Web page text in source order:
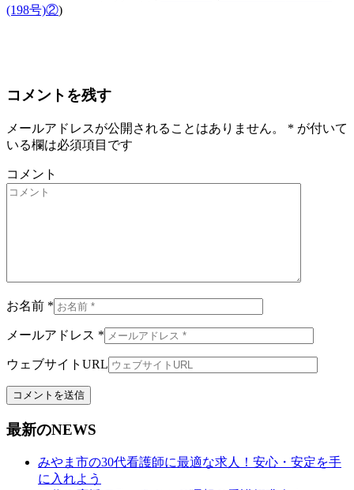
(198号)②)
コメントを残す
メールアドレスが公開されることはありません。 * が付いて
いる欄は必須項目です
コメント
お名前 *
メールアドレス *
ウェブサイトURL
最新のNEWS
みやま市の30代看護師に最適な求人！安心・安定を手
に入れよう